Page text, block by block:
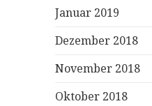
Januar 2019
Dezember 2018
November 2018
Oktober 2018